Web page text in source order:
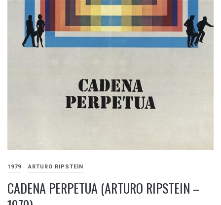
1979 ARTURO RIPSTEIN
CADENA PERPETUA (ARTURO RIPSTEIN –